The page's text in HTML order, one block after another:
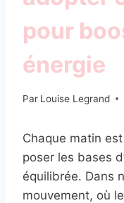
pour
énergie
Par Louise Legrand
Chaque matin
poser les bases
équilibrée. Dans
mouvement, où